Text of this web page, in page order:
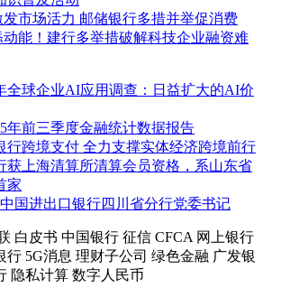
市场活力 邮储银行多措并举促消费
动能！建行多举措破解科技企业融资难
全球企业AI应用调查：日益扩大的AI价
年前三季度金融统计数据报告
行跨境支付 全力支撑实体经济跨境前行
获上海清算所清算会员资格，系山东省
家
国进出口银行四川省分行党委书记
白皮书 中国银行 征信 CFCA 网上银行
行 5G消息 理财子公司 绿色金融 广发银
隐私计算 数字人民币